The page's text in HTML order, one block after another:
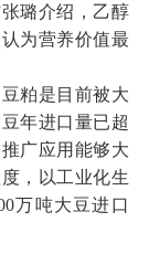
璐介绍，乙醇
为营养价值最
粕是目前被大
年进口量已超
广应用能够大
，以工业化生
万吨大豆进口